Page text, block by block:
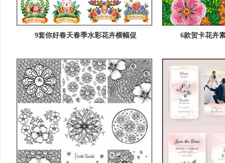
9套你好春天春季水彩花卉横幅促 6款贺卡花卉